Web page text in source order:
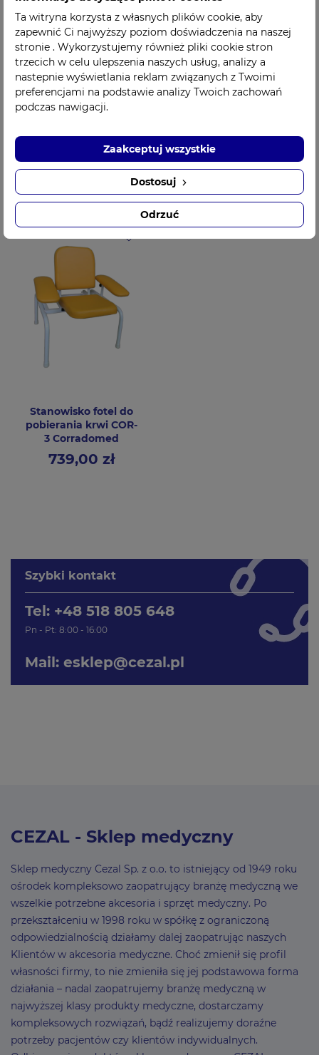
Szybki kontakt
Tel: +48 518 805 648
Pn - Pt: 8:00 - 16:00
Mail: esklep@cezal.pl
STANOWISKO do
02 UBM KOTASIŃSKA
1 129,00 zł
1 CORRADOMED
Cena719,00 zł
Stanowisko fotel do
pobierania krwi COR-
3 Corradomed
Cena739,00 zł
CEZAL - Sklep medyczny
Sklep medyczny Cezal Sp. z o.o. to istniejący od 1949 roku
ośrodek kompleksowo zaopatrujący branżę medyczną we
wszelkie potrzebne akcesoria i sprzęt medyczny. Po
przekształceniu w 1998 roku w spółkę z ograniczoną
odpowiedzialnością działamy dalej zaopatrując naszych
Klientów w akcesoria medyczne. Choć zmienił się profil
własności firmy, to nie zmieniła się jej podstawowa forma
działania – nadal zaopatrujemy branżę medyczną w
najwyższej klasy produkty medyczne, dostarczamy
kompleksowych rozwiązań, bądź realizujemy doraźne
potrzeby pacjentów czy klientów indywidualnych.
Ta witryna korzysta z własnych plików cookie, aby
zapewnić Ci najwyższy poziom doświadczenia na naszej
stronie . Wykorzystujemy również pliki cookie stron
trzecich w celu ulepszenia naszych usług, analizy a
nastepnie wyświetlania reklam związanych z Twoimi
preferencjami na podstawie analizy Twoich zachowań
podczas nawigacji.
Odrzuć
Dostosuj
Zaakceptuj wszystkie